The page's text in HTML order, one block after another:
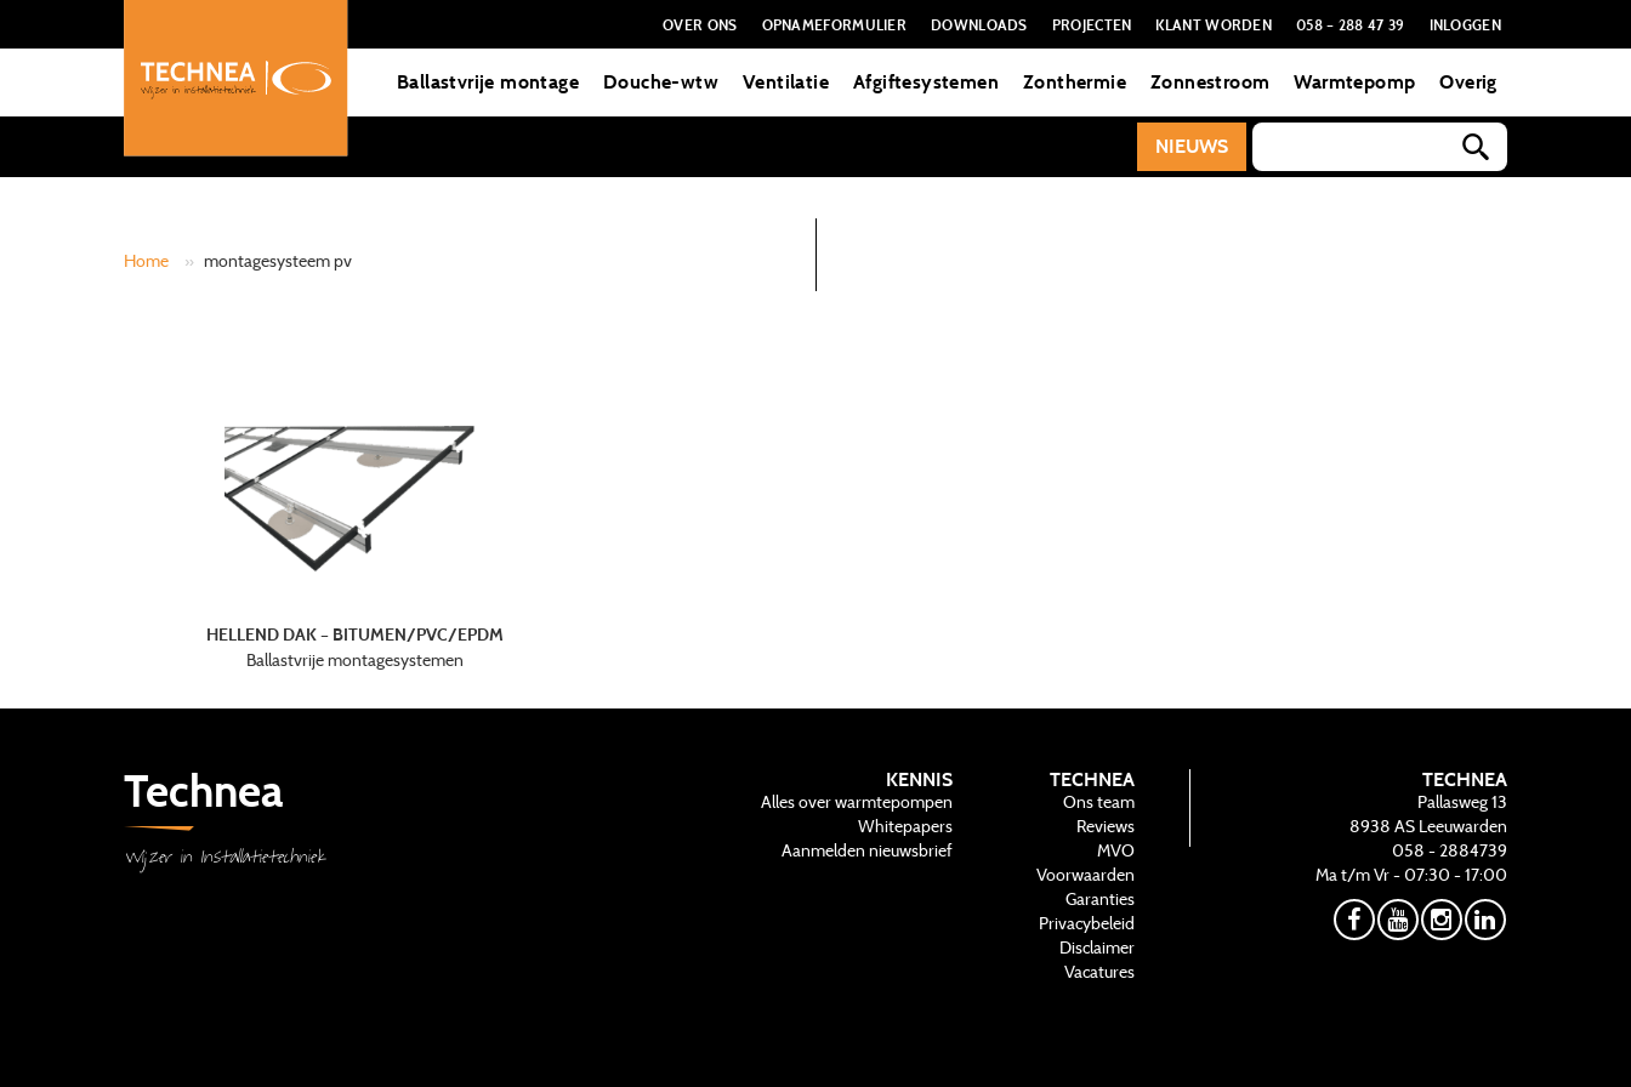
OVER ONS OPNAMEFORMULIER DOWNLOADS PROJECTEN KLANT WORDEN 058 – 288 47 39 INLOGGEN
Ballastvrije montage Douche-wtw Ventilatie Afgiftesystemen Zonthermie Zonnestroom Warmtepomp Overig
NIEUWS
Home » montagesysteem pv
HELLEND DAK – BITUMEN/PVC/EPDM
Ballastvrije montagesystemen
Technea
Wijzer in Installatietechniek
TECHNEA
Pallasweg 13
8938 AS Leeuwarden
058 - 2884739
Ma t/m Vr - 07:30 - 17:00
KENNIS
Alles over warmtepompen
Whitepapers
Aanmelden nieuwsbrief
TECHNEA
Ons team
Reviews
MVO
Voorwaarden
Garanties
Privacybeleid
Disclaimer
Vacatures